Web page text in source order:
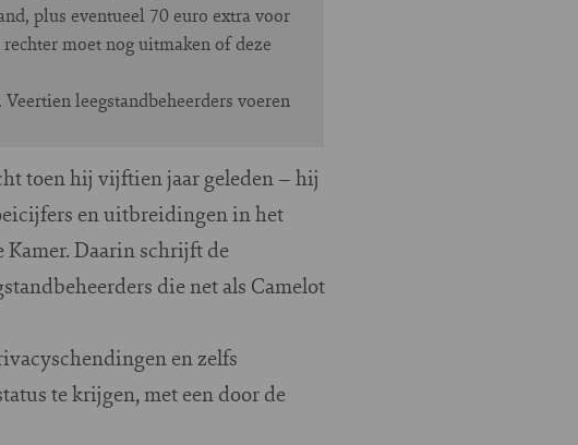
plus eventueel 70 euro extra voor
moet nog uitmaken of deze
leegstandbeheerders voeren
toen hij vijftien jaar geleden – hij
en uitbreidingen in het
Daarin schrijft de
die net als Camelot
en zelfs
te krijgen, met een door de